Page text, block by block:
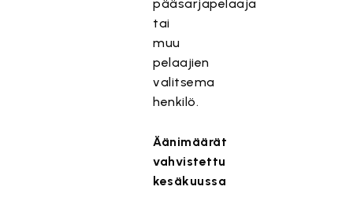
pääsarjapelaaja
tai
muu
pelaajien
valitsema
henkilö.
Äänimäärät
vahvistettu
kesäkuussa